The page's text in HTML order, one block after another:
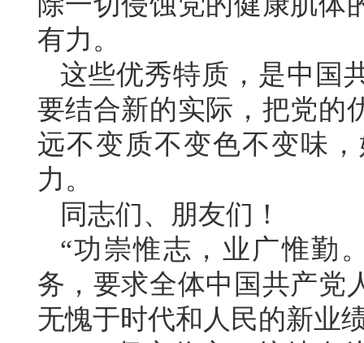
有力。
这些优秀特质，是中国
要结合新的实际，把党的
远不变质不变色不变味
力。
同志们、朋友们！
“功崇惟志，业广惟勤
务，要求全体中国共产党
无愧于时代和人民的新业